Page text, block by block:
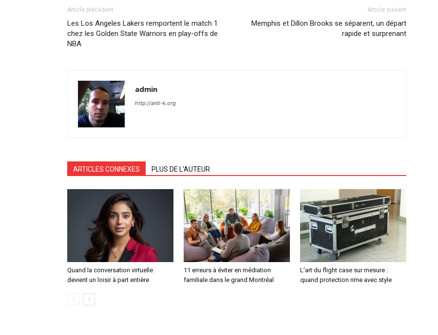
Article précédent
Les Los Angeles Lakers remportent le match 1
chez les Golden State Warriors en play-offs de
NBA
Article suivant
Memphis et Dillon Brooks se séparent, un départ
rapide et surprenant
admin
http://anti-k.org
ARTICLES CONNEXES PLUS DE L'AUTEUR
Quand la conversation virtuelle
devient un loisir à part entière
11 erreurs à éviter en médiation
familiale dans le grand Montréal
L’art du flight case sur mesure :
quand protection rime avec style